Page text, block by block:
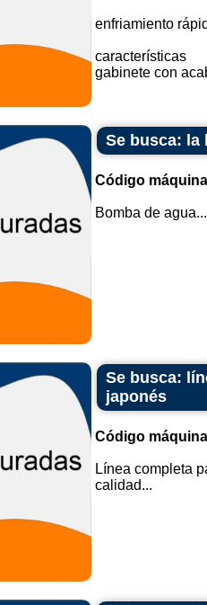
enfriamiento
características
gabinete con
Se busca: la
Código
Bomba de
Se busca:
japonés
Código
Línea completa
calidad...